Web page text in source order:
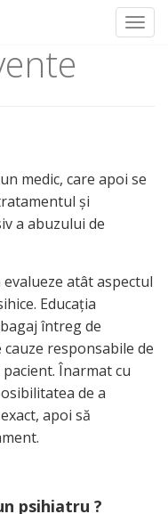
medic, care apoi se
şi
a abuzului de
atât aspectul
Educaţia
întreg de
responsabile de
Înarmat cu
de a
apoi să
psihiatru ?